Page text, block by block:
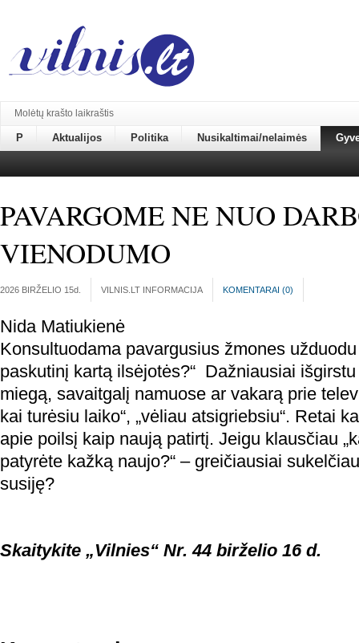
Molėtų krašto laikraštis
P Aktualijos Politika Nusikaltimai/nelaimės
PAVARGOME NE NUO
VIENODUMO
2026 BIRŽELIO 15d. VILNIS.LT INFORMACIJA KOMENTARAI (0)
Nida Matiukienė
Konsultuodama pavargusius žmones
paskutinį kartą ilsėjotės?“ Dažniausiai
miegą, savaitgalį namuose ar vakarą prie
kai turėsiu laiko“, „vėliau atsigriebsiu“. Retai
apie poilsį kaip naują patirtį. Jeigu klausčiau
patyrėte kažką naujo?“ – greičiausiai
susiję?
Skaitykite „Vilnies“ Nr. 44 birželio 16 d.